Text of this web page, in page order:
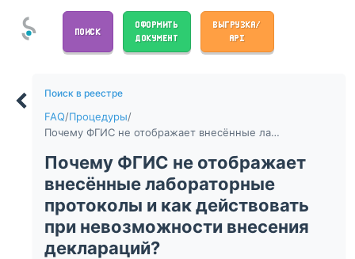
ПОИСК
ОФОРМИТЬ
ДОКУМЕНТ
ВЫГРУЗКА/
API
Поиск в реестре
FAQ/Процедуры/
Почему ФГИС не отображает внесённые лабораторные протоколы и как действовать при невозможности внесения деклараций?
Почему ФГИС не отображает
внесённые лабораторные
протоколы и как действовать
при невозможности внесения
деклараций?